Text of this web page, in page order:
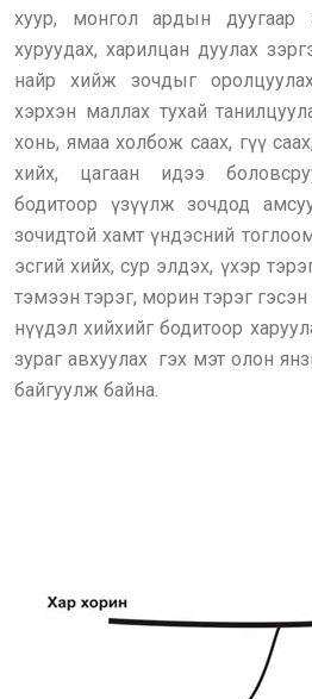
хуур, монгол ардын дуугаар
хуруудах, харилцан дуулах
найр хийж зочдыг
хэрхэн маллах тухай
хонь, ямаа холбож саах, гүү
хийх, цагаан идээ
бодитоор үзүүлж зочдод
зочидтой хамт үндэсний
эсгий хийх, сур элдэх, үхэр
тэмээн тэрэг, морин тэрэг
нүүдэл хийхийг бодитоор
зураг авхуулах гэх мэт олон
байгуулж байна.